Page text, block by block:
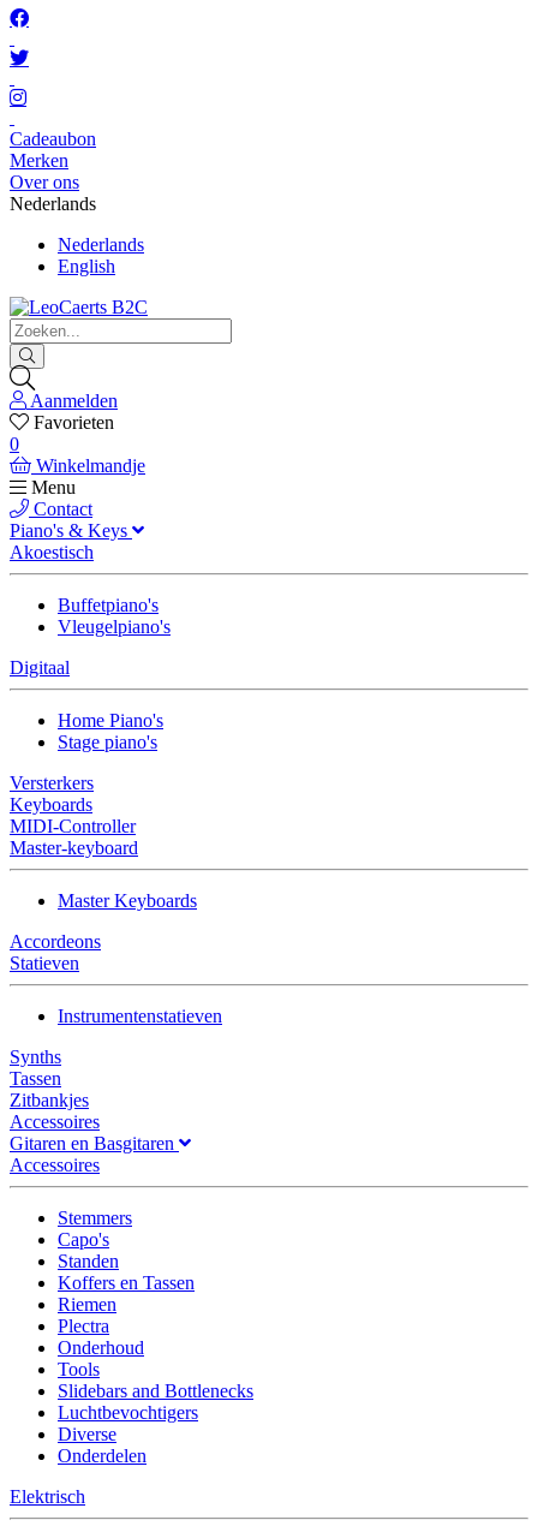
Cadeaubon
Merken
Over ons
Nederlands
Nederlands
English
Aanmelden
Favorieten
0
Winkelmandje
Menu
Contact
Piano's & Keys
Akoestisch
Buffetpiano's
Vleugelpiano's
Digitaal
Home Piano's
Stage piano's
Versterkers
Keyboards
MIDI-Controller
Master-keyboard
Master Keyboards
Accordeons
Statieven
Instrumentenstatieven
Synths
Tassen
Zitbankjes
Accessoires
Gitaren en Basgitaren
Accessoires
Stemmers
Capo's
Standen
Koffers en Tassen
Riemen
Plectra
Onderhoud
Tools
Slidebars and Bottlenecks
Luchtbevochtigers
Diverse
Onderdelen
Elektrisch